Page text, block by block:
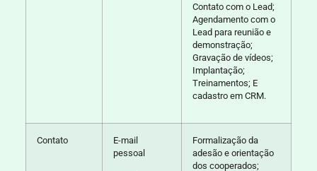
Contato com o Lead;
Agendamento com o
Lead para reunião e
demonstração;
Gravação de vídeos;
Implantação;
Treinamentos; E
cadastro em CRM.
Contato
E-mail
pessoal
Formalização da
adesão e orientação
dos cooperados;